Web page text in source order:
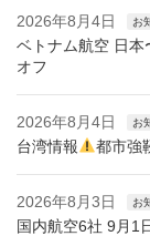
2026年8月4日 お
ベトナム航空 日本
オフ
2026年8月4日 お
台湾情報 都市強
2026年8月3日 お
国内航空6社 9月1